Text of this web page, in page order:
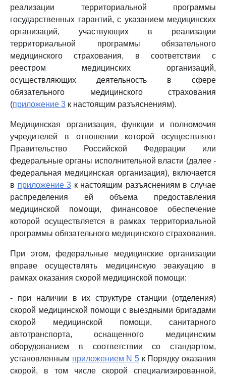
реализации территориальной программы
государственных гарантий, с указанием медицинских
организаций, участвующих в реализации
территориальной программы обязательного
медицинского страхования, в соответствии с
реестром медицинских организаций,
осуществляющих деятельность в сфере
обязательного медицинского страхования
(приложение 3 к настоящим разъяснениям).
Медицинская организация, функции и полномочия
учредителей в отношении которой осуществляют
Правительство Российской Федерации или
федеральные органы исполнительной власти (далее -
федеральная медицинская организация), включается
в приложение 3 к настоящим разъяснениям в случае
распределения ей объема предоставления
медицинской помощи, финансовое обеспечение
которой осуществляется в рамках территориальной
программы обязательного медицинского страхования.
При этом, федеральные медицинские организации
вправе осуществлять медицинскую эвакуацию в
рамках оказания скорой медицинской помощи:
- при наличии в их структуре станции (отделения)
скорой медицинской помощи с выездными бригадами
скорой медицинской помощи, санитарного
автотранспорта, оснащенного медицинским
оборудованием в соответствии со стандартом,
установленным приложением N 5 к Порядку оказания
скорой, в том числе скорой специализированной,